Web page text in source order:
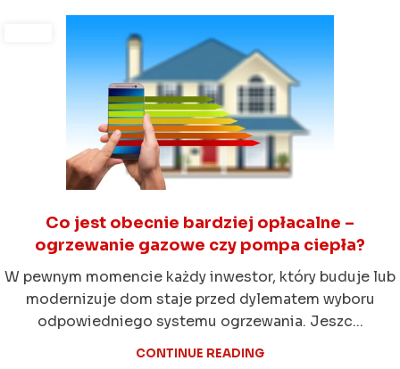
Co jest obecnie bardziej opłacalne –
ogrzewanie gazowe czy pompa ciepła?
W pewnym momencie każdy inwestor, który buduje lub
modernizuje dom staje przed dylematem wyboru
odpowiedniego systemu ogrzewania. Jeszc...
CONTINUE READING